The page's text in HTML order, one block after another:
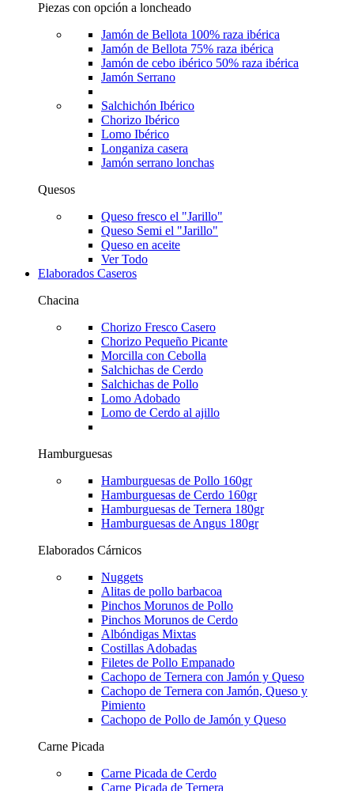
Piezas con opción a loncheado
Jamón de Bellota 100% raza ibérica
Jamón de Bellota 75% raza ibérica
Jamón de cebo ibérico 50% raza ibérica
Jamón Serrano
Salchichón Ibérico
Chorizo Ibérico
Lomo Ibérico
Longaniza casera
Jamón serrano lonchas
Quesos
Queso fresco el "Jarillo"
Queso Semi el "Jarillo"
Queso en aceite
Ver Todo
Elaborados Caseros
Chacina
Chorizo Fresco Casero
Chorizo Pequeño Picante
Morcilla con Cebolla
Salchichas de Cerdo
Salchichas de Pollo
Lomo Adobado
Lomo de Cerdo al ajillo
Hamburguesas
Hamburguesas de Pollo 160gr
Hamburguesas de Cerdo 160gr
Hamburguesas de Ternera 180gr
Hamburguesas de Angus 180gr
Elaborados Cárnicos
Nuggets
Alitas de pollo barbacoa
Pinchos Morunos de Pollo
Pinchos Morunos de Cerdo
Albóndigas Mixtas
Costillas Adobadas
Filetes de Pollo Empanado
Cachopo de Ternera con Jamón y Queso
Cachopo de Ternera con Jamón, Queso y
Pimiento
Cachopo de Pollo de Jamón y Queso
Carne Picada
Carne Picada de Cerdo
Carne Picada de Ternera